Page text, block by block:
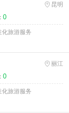
昆明
0
化旅游服务
丽江
0
旅游服务